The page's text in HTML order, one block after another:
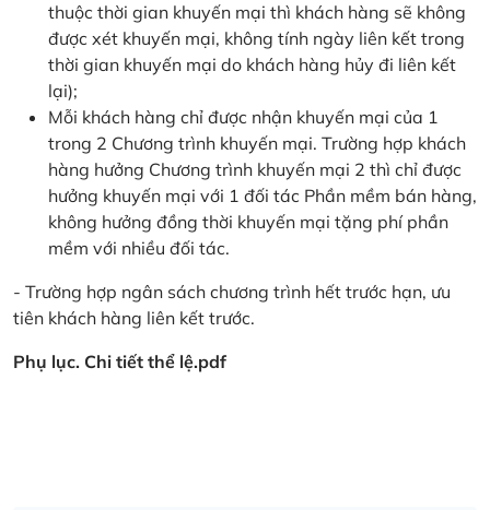
thuộc thời gian khuyến mại thì khách hàng sẽ không
được xét khuyến mại, không tính ngày liên kết trong
thời gian khuyến mại do khách hàng hủy đi liên kết
lại);
Mỗi khách hàng chỉ được nhận khuyến mại của 1
trong 2 Chương trình khuyến mại. Trường hợp khách
hàng hưởng Chương trình khuyến mại 2 thì chỉ được
hưởng khuyến mại với 1 đối tác Phần mềm bán hàng,
không hưởng đồng thời khuyến mại tặng phí phần
mềm với nhiều đối tác.
- Trường hợp ngân sách chương trình hết trước hạn, ưu
tiên khách hàng liên kết trước.
Phụ lục. Chi tiết thể lệ.pdf